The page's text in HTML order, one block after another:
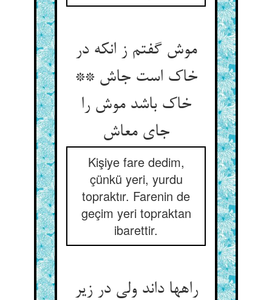
موش گفتم ز انکه در
خاک است جاش **
خاک باشد موش را
جای معاش‏
Kişiye fare dedim,
çünkü yeri, yurdu
topraktır. Farenin de
geçim yeri topraktan
ibarettir.
راهها داند ولی در زیر